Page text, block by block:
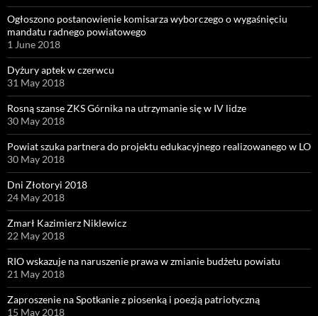
Ogłoszono postanowienie komisarza wyborczego o wygaśnięciu
mandatu radnego powiatowego
1 June 2018
Dyżury aptek w czerwcu
31 May 2018
Rosną szanse ZKS Górnika na utrzymanie się w IV lidze
30 May 2018
Powiat szuka partnera do projektu edukacyjnego realizowanego w LO
30 May 2018
Dni Złotoryi 2018
24 May 2018
Zmarł Kazimierz Niklewicz
22 May 2018
RIO wskazuje na naruszenie prawa w zmianie budżetu powiatu
21 May 2018
Zaproszenie na Spotkanie z piosenką i poezją patriotyczną
15 May 2018